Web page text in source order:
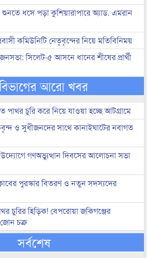
শুনতে ধসে পড়া কুশিয়ারাপারে অ্যাড. এমরান
কমিউনিটি নেতৃবৃন্দের নিয়ে মতিবিনিময়
সিলেট-৫ আসনে ধানের শীষের প্রার্থী
আরো খবর
চুরি করে নিয়ে যাওয়া হচ্ছে আটগ্রামে
ও সুধীজনদের সাথে কানাইঘাটের নবাগত
উদ্যোগে গণঅভ্যুত্থান দিবসের আলোচনা সভা
পুরস্কার বিতরণ ও নতুন সদস্যদের
চুরির হিড়িক! বেপরোয়া জকিগঞ্জের
চক্র
সর্বশেষ